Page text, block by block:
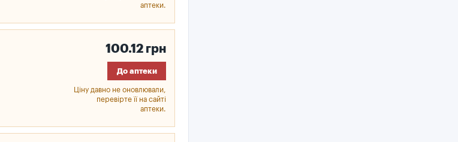
аптеки.
100.12 грн
До аптеки
Ціну давно не оновлювали,
перевірте її на сайті
аптеки.